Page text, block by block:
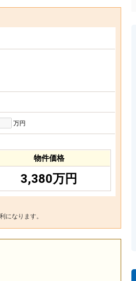
万円
物件価格
3,380万円
になります。